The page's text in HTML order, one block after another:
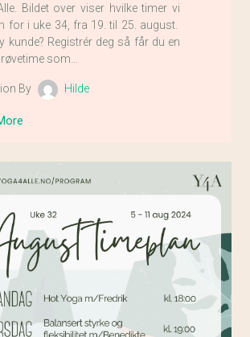
Bildet over viser hvilke timer vi
for i uke 34, fra 19. til 25. august.
kunde? Registrér deg så får du en
som…
By Hilde